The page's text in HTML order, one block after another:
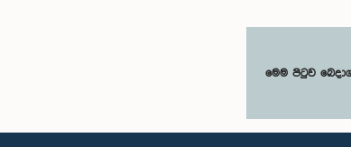
මෙම පිටුව